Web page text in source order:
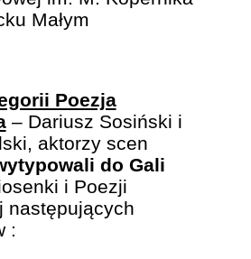
Małym
Poezja
– Dariusz Sosiński i
aktorzy scen
do Gali
i Poezji
następujących
: